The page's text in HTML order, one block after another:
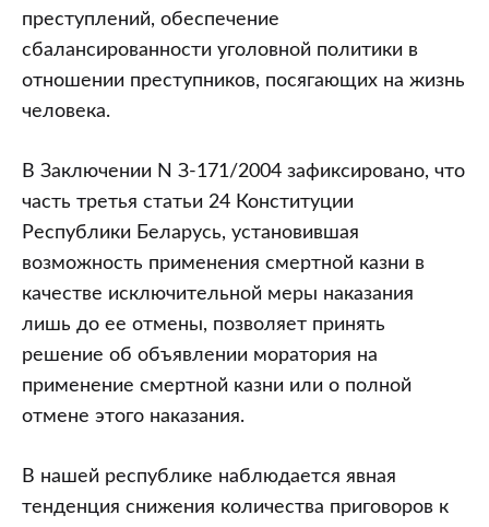
преступлений, обеспечение
сбалансированности уголовной политики в
отношении преступников, посягающих на жизнь
человека.
В Заключении N З-171/2004 зафиксировано, что
часть третья статьи 24 Конституции
Республики Беларусь, установившая
возможность применения смертной казни в
качестве исключительной меры наказания
лишь до ее отмены, позволяет принять
решение об объявлении моратория на
применение смертной казни или о полной
отмене этого наказания.
В нашей республике наблюдается явная
тенденция снижения количества приговоров к